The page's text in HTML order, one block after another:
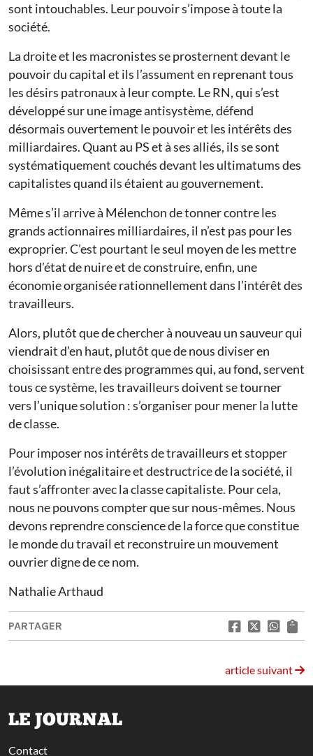
sont intouchables. Leur pouvoir s’impose à toute la
société.
La droite et les macronistes se prosternent devant le
pouvoir du capital et ils l’assument en reprenant tous
les désirs patronaux à leur compte. Le RN, qui s’est
développé sur une image antisystème, défend
désormais ouvertement le pouvoir et les intérêts des
milliardaires. Quant au PS et à ses alliés, ils se sont
systématiquement couchés devant les ultimatums des
capitalistes quand ils étaient au gouvernement.
Même s’il arrive à Mélenchon de tonner contre les
grands actionnaires milliardaires, il n’est pas pour les
exproprier. C’est pourtant le seul moyen de les mettre
hors d’état de nuire et de construire, enfin, une
économie organisée rationnellement dans l’intérêt des
travailleurs.
Alors, plutôt que de chercher à nouveau un sauveur qui
viendrait d’en haut, plutôt que de nous diviser en
choisissant entre des programmes qui, au fond, servent
tous ce système, les travailleurs doivent se tourner
vers l’unique solution : s’organiser pour mener la lutte
de classe.
Pour imposer nos intérêts de travailleurs et stopper
l’évolution inégalitaire et destructrice de la société, il
faut s’affronter avec la classe capitaliste. Pour cela,
nous ne pouvons compter que sur nous-mêmes. Nous
devons reprendre conscience de la force que constitue
le monde du travail et reconstruire un mouvement
ouvrier digne de ce nom.
Nathalie Arthaud
PARTAGER
article suivant
LE JOURNAL
Contact